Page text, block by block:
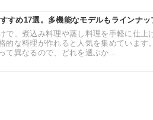
すめ17選。多機能なモデルもラインナッ
で、煮込み料理や蒸し料理を手軽に仕上
的な料理が作れると人気を集めています
て異なるので、どれを選ぶか...